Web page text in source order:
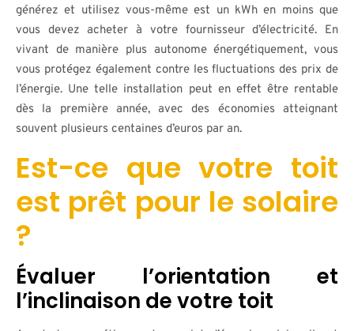
générez et utilisez vous-même est un kWh en moins que
vous devez acheter à votre fournisseur d’électricité. En
vivant de manière plus autonome énergétiquement, vous
vous protégez également contre les fluctuations des prix de
l’énergie. Une telle installation peut en effet être rentable
dès la première année, avec des économies atteignant
souvent plusieurs centaines d’euros par an.
Est-ce que votre toit
est prêt pour le solaire
?
Évaluer l’orientation et
l’inclinaison de votre toit